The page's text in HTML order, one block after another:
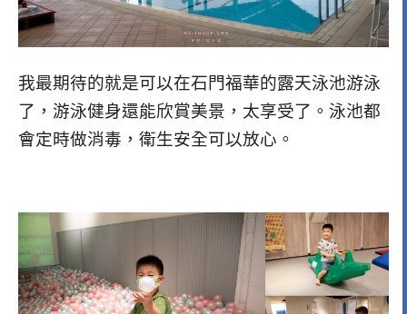
我最期待的就是可以在石門福華的露天泳池游泳
了，游泳健身還能欣賞美景，太享受了。泳池都
會定時做消毒，衛生安全可以放心。